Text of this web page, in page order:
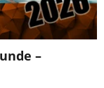
–